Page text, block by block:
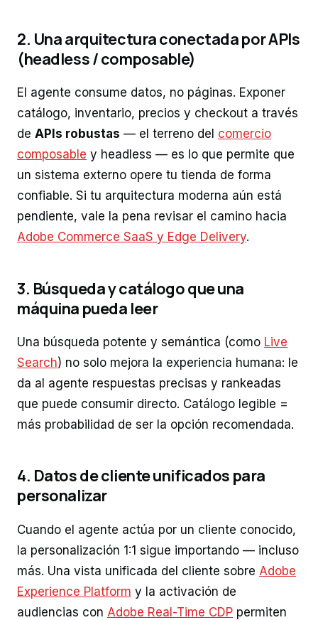
2. Una arquitectura conectada por APIs
(headless / composable)
El agente consume datos, no páginas. Exponer
catálogo, inventario, precios y checkout a través
de APIs robustas — el terreno del comercio
composable y headless — es lo que permite que
un sistema externo opere tu tienda de forma
confiable. Si tu arquitectura moderna aún está
pendiente, vale la pena revisar el camino hacia
Adobe Commerce SaaS y Edge Delivery.
3. Búsqueda y catálogo que una
máquina pueda leer
Una búsqueda potente y semántica (como Live
Search) no solo mejora la experiencia humana: le
da al agente respuestas precisas y rankeadas
que puede consumir directo. Catálogo legible =
más probabilidad de ser la opción recomendada.
4. Datos de cliente unificados para
personalizar
Cuando el agente actúa por un cliente conocido,
la personalización 1:1 sigue importando — incluso
más. Una vista unificada del cliente sobre Adobe
Experience Platform y la activación de
audiencias con Adobe Real-Time CDP permiten